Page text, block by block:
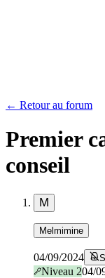
← Retour au forum
Premier
conseil
M
Melmimine
04/09/2024
Niveau 204/